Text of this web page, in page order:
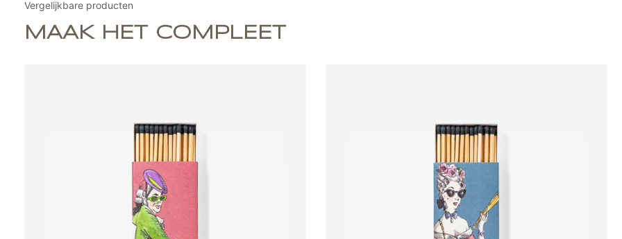
Vergelijkbare producten
MAAK HET COMPLEET